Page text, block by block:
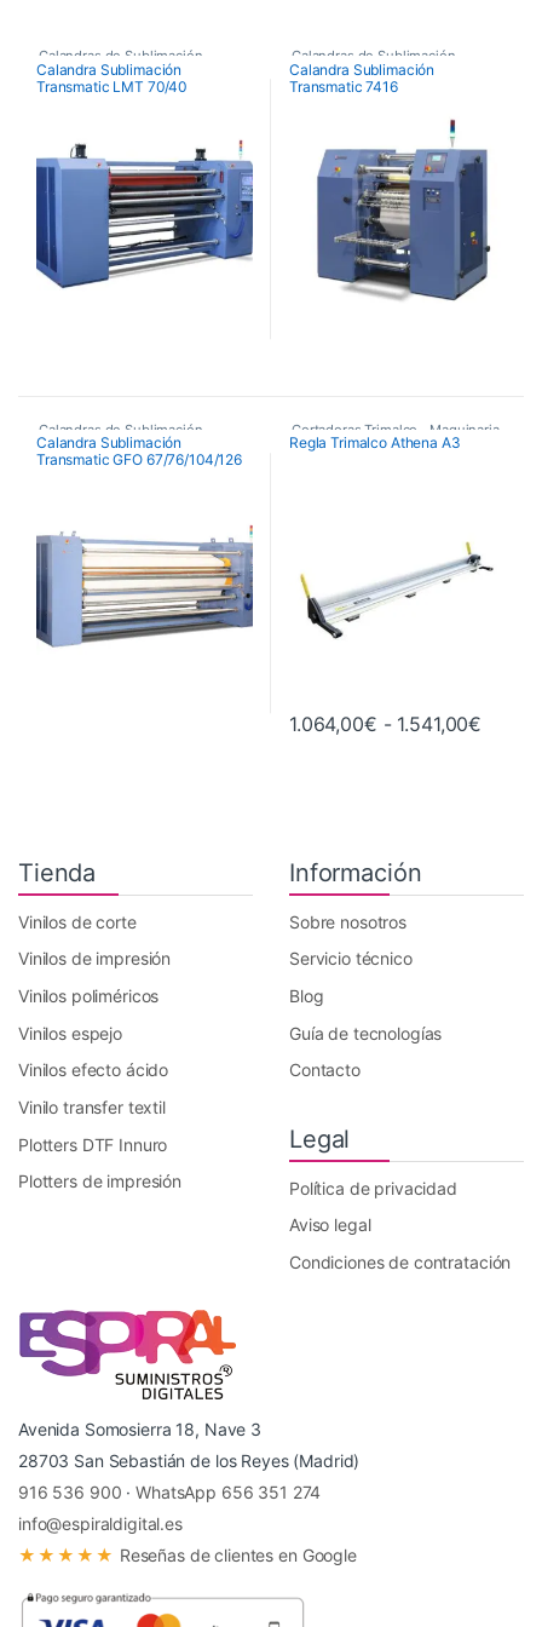
Calandras de Sublimación
Calandras de Sublimación
Transmatic
Calandra Sublimación
Transmatic LMT 70/40
Calandras de Sublimación
Calandras de Sublimación
Transmatic
Calandra Sublimación
Transmatic 7416
Calandras de Sublimación
Calandras de Sublimación
Calandra Sublimación
Transmatic GFO 67/76/104/126
Cortadoras Trimalco Maquinaria
Regla Trimalco Athena A3
1.064,00€ - 1.541,00€
Este producto tiene múltiples
Tienda
Vinilos de corte
Vinilos de impresión
Vinilos poliméricos
Vinilos espejo
Vinilos efecto ácido
Vinilo transfer textil
Plotters DTF Innuro
Plotters de impresión
Información
Sobre nosotros
Servicio técnico
Blog
Guía de tecnologías
Contacto
Legal
Política de privacidad
Aviso legal
Condiciones de contratación
Avenida Somosierra 18, Nave 3
28703 San Sebastián de los Reyes (Madrid)
916 536 900 ·WhatsApp 656 351 274
info@espiraldigital.es
★★★★★ Reseñas de clientes en Google